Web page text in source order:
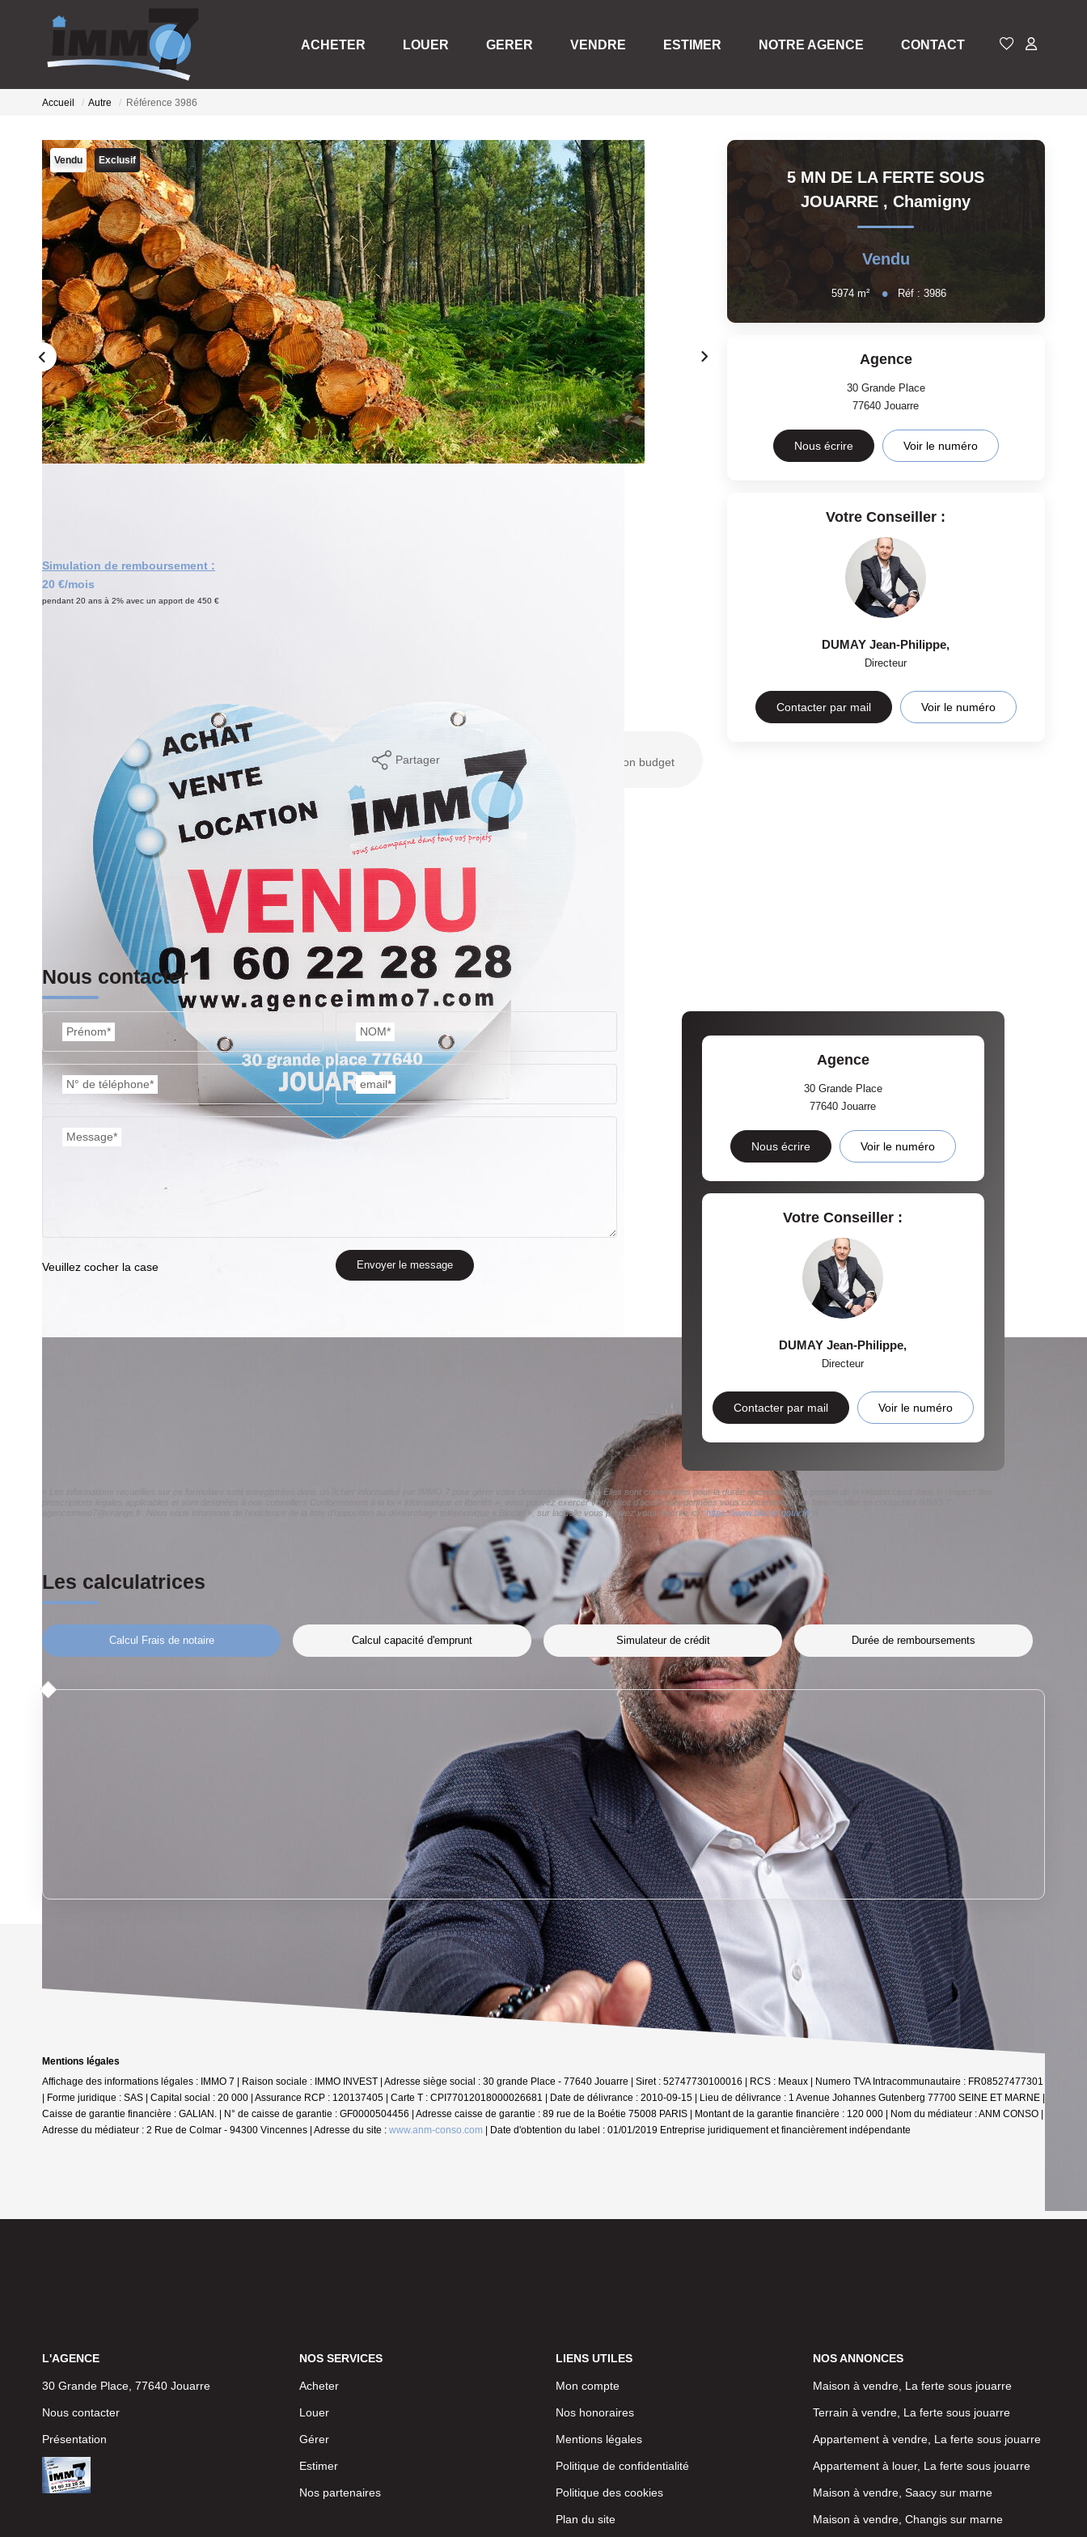
ACHETER LOUER GERER VENDRE ESTIMER NOTRE AGENCE CONTACT
Accueil Autre Référence 3986
Vendu Exclusif
Simulation de remboursement :
20 €/mois
pendant 20 ans à 2% avec un apport de 450 €
Parcelle de bois d'une superficie de 6000 m². Sur la commune de CHAMIGNY(77)
Imprimer Partager Calculer mon budget
Nos honoraires
5 MN DE LA FERTE SOUS
JOUARRE ,Chamigny
Vendu
5974m² Réf :3986
Agence
30 Grande Place
77640Jouarre
Nous écrire Voir le numéro
Votre Conseiller :
DUMAY Jean-Philippe,
Directeur
Contacter par mail Voir le numéro
Nous contacter
Prénom* NOM*
N° de téléphone* email*
Message*
Veuillez cocher la case Envoyer le message
Agence
30 Grande Place
77640Jouarre
Nous écrire Voir le numéro
Votre Conseiller :
DUMAY Jean-Philippe,
Directeur
Contacter par mail Voir le numéro
« Les informations recueillies sur ce formulaire sont enregistrées dans un fichier informatisé par IMMO 7 pour gérer votre demande de contact. Elles sont conservées pour la durée nécessaire à la gestion de la relation client dans le respect des
prescriptions légales applicables et sont destinées à nos conseillers Conformément à la loi « informatique et libertés », vous pouvez exercer votre droit d'accès aux données vous concernant et les faire rectifier en contactant IMMO 7
agenceimmo7@orange.fr. Nous vous informons de l'existence de la liste d'opposition au démarchage téléphonique « Bloctel », sur laquelle vous pouvez vous inscrire ici : https://www.bloctel.gouv.fr/»
Les calculatrices
Calcul Frais de notaire Calcul capacité d'emprunt Simulateur de crédit Durée de remboursements
Mentions légales
Affichage des informations légales : IMMO 7 | Raison sociale : IMMO INVEST | Adresse siège social : 30 grande Place - 77640 Jouarre | Siret : 52747730100016 | RCS : Meaux | Numero TVA Intracommunautaire : FR08527477301
| Forme juridique : SAS | Capital social : 20 000 | Assurance RCP : 120137405 | Carte T : CPI77012018000026681 | Date de délivrance : 2010-09-15 | Lieu de délivrance : 1 Avenue Johannes Gutenberg 77700 SEINE ET MARNE |
Caisse de garantie financière : GALIAN. | N° de caisse de garantie : GF0000504456 | Adresse caisse de garantie : 89 rue de la Boétie 75008 PARIS | Montant de la garantie financière : 120 000 | Nom du médiateur : ANM CONSO |
Adresse du médiateur : 2 Rue de Colmar - 94300 Vincennes | Adresse du site : www.anm-conso.com | Date d'obtention du label : 01/01/2019 Entreprise juridiquement et financièrement indépendante
L'AGENCE
30 Grande Place, 77640 Jouarre
Nous contacter
Présentation
NOS SERVICES
Acheter
Louer
Gérer
Estimer
Nos partenaires
LIENS UTILES
Mon compte
Nos honoraires
Mentions légales
Politique de confidentialité
Politique des cookies
Plan du site
NOS ANNONCES
Maison à vendre, La ferte sous jouarre
Terrain à vendre, La ferte sous jouarre
Appartement à vendre, La ferte sous jouarre
Appartement à louer, La ferte sous jouarre
Maison à vendre, Saacy sur marne
Maison à vendre, Changis sur marne